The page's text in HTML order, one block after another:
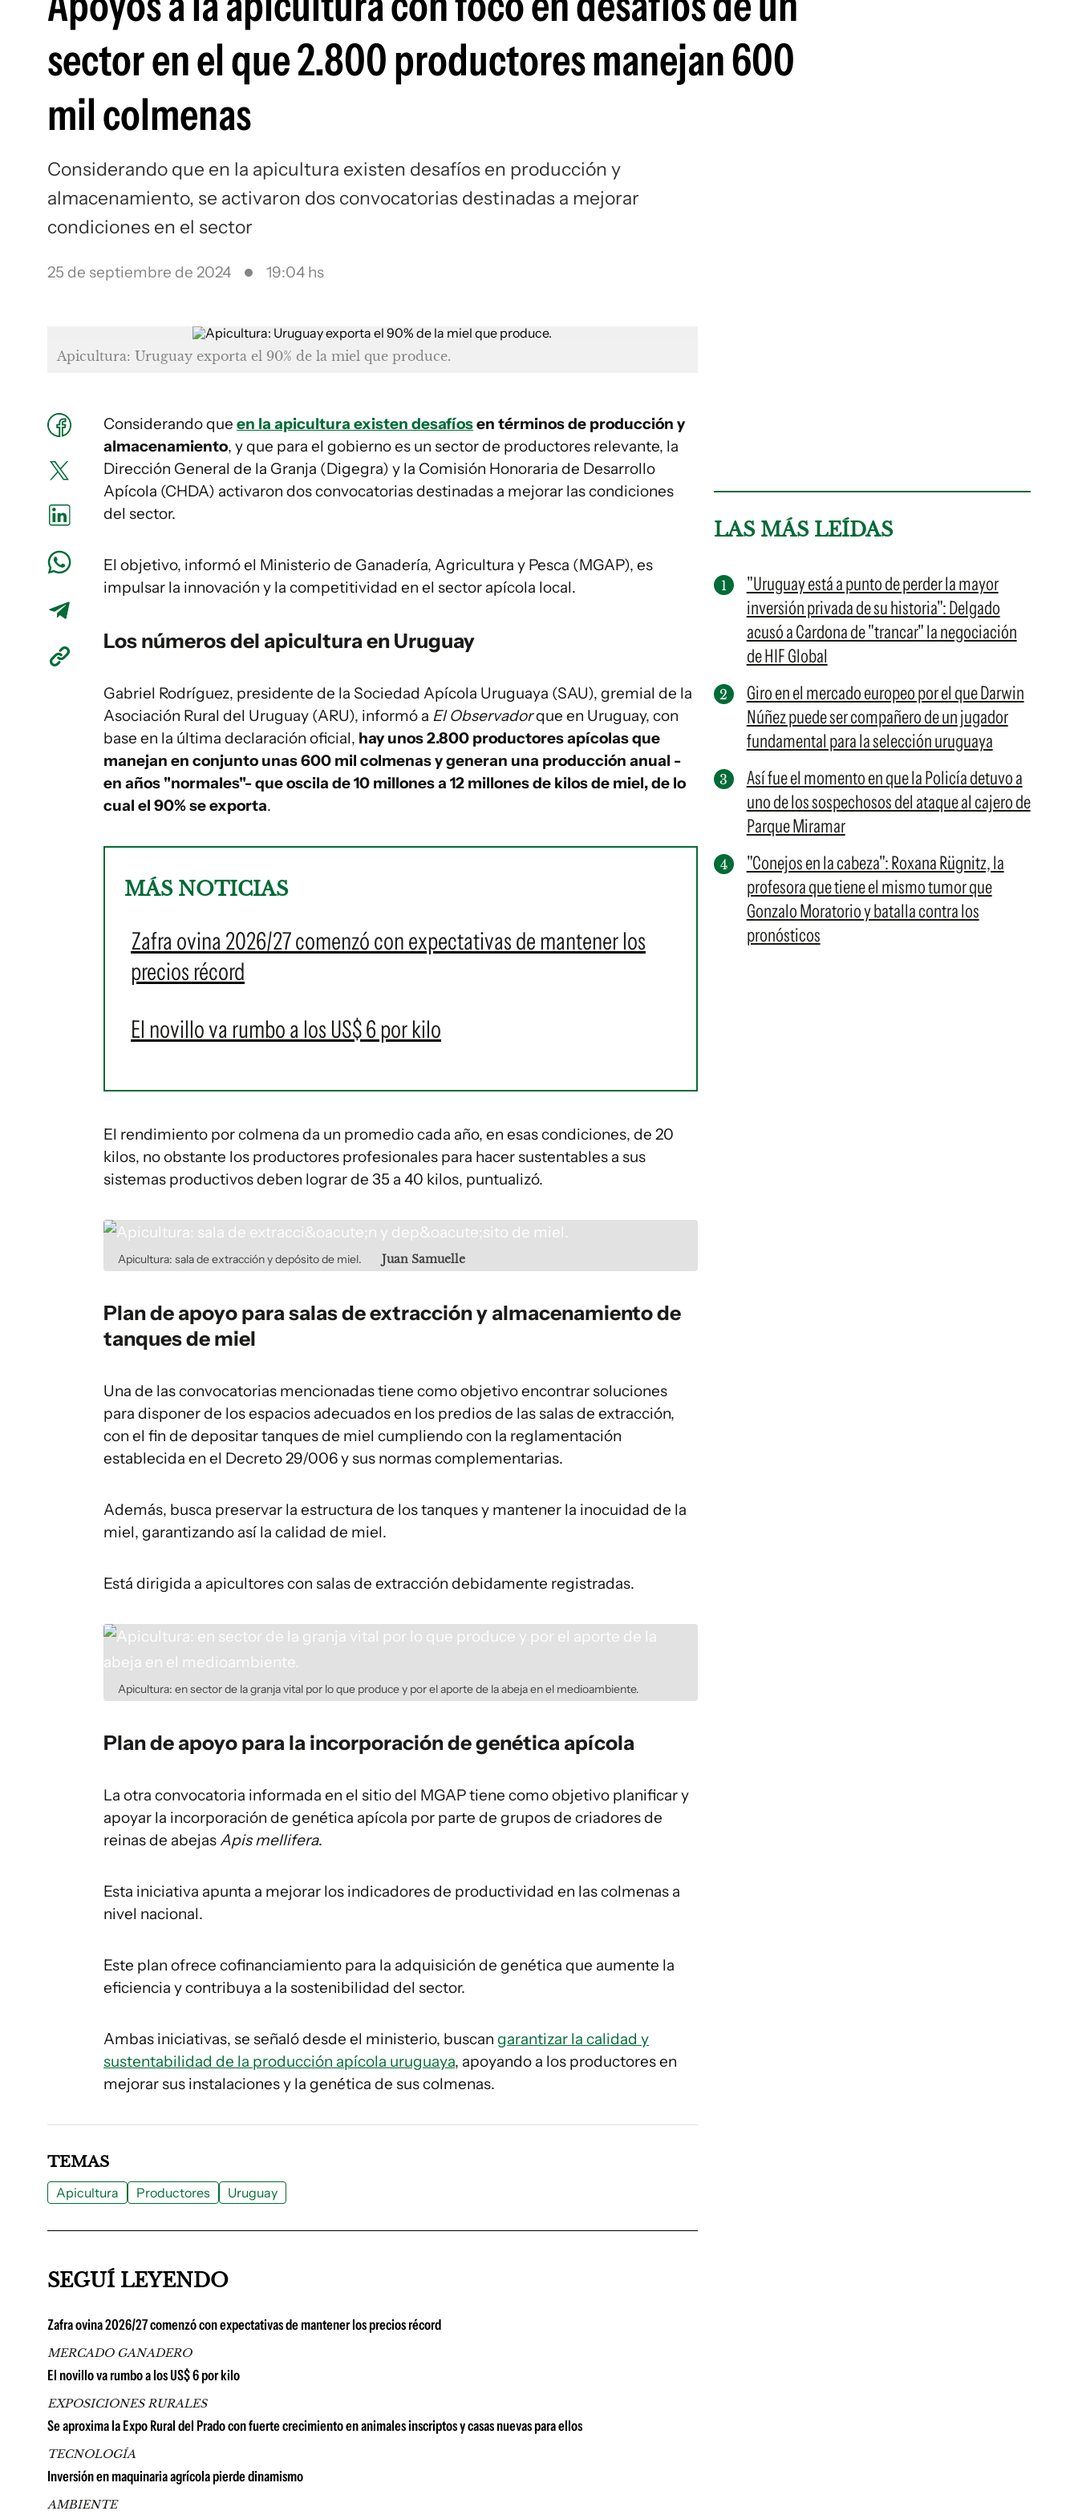
sector en el que 2.800 productores manejan 600
mil colmenas
Considerando que en la apicultura existen desafíos en producción y
almacenamiento, se activaron dos convocatorias destinadas a mejorar
condiciones en el sector
25 de septiembre de 2024 19:04 hs
Apicultura: Uruguay exporta el 90% de la miel que produce.
Considerando que en la apicultura existen desafíosen términos de producción y
almacenamiento, y que para el gobierno es un sector de productores relevante, la
Dirección General de la Granja (Digegra) y la Comisión Honoraria de Desarrollo
Apícola (CHDA) activaron dos convocatorias destinadas a mejorar las condiciones
del sector.
El objetivo, informó el Ministerio de Ganadería, Agricultura y Pesca (MGAP), es
impulsar la innovación y la competitividad en el sector apícola local.
Los números del apicultura en Uruguay
Gabriel Rodríguez, presidente de la Sociedad Apícola Uruguaya (SAU), gremial de la
Asociación Rural del Uruguay (ARU), informó a El Observadorque en Uruguay, con
base en la última declaración oficial, hay unos 2.800 productores apícolas que
manejan en conjunto unas 600 mil colmenas y generan una producción anual -
en años "normales"- que oscila de 10 millones a 12 millones de kilos de miel, de lo
cual el 90% se exporta.
MÁS NOTICIAS
Zafra ovina 2026/27 comenzó con expectativas de mantener los
precios récord
El novillo va rumbo a los US$ 6 por kilo
El rendimiento por colmena da un promedio cada año, en esas condiciones, de 20
kilos, no obstante los productores profesionales para hacer sustentables a sus
sistemas productivos deben lograr de 35 a 40 kilos, puntualizó.
Apicultura: sala de extracción y depósito de miel. Juan Samuelle
Plan de apoyo para salas de extracción y almacenamiento de
tanques de miel
Una de las convocatorias mencionadas tiene como objetivo encontrar soluciones
para disponer de los espacios adecuados en los predios de las salas de extracción,
con el fin de depositar tanques de miel cumpliendo con la reglamentación
establecida en el Decreto 29/006 y sus normas complementarias.
Además, busca preservar la estructura de los tanques y mantener la inocuidad de la
miel, garantizando así la calidad de miel.
Está dirigida a apicultores con salas de extracción debidamente registradas.
Apicultura: en sector de la granja vital por lo que produce y por el aporte de la abeja en el medioambiente.
Plan de apoyo para la incorporación de genética apícola
La otra convocatoria informada en el sitio del MGAP tiene como objetivo planificar y
apoyar la incorporación de genética apícola por parte de grupos de criadores de
reinas de abejas Apis mellifera.
Esta iniciativa apunta a mejorar los indicadores de productividad en las colmenas a
nivel nacional.
Este plan ofrece cofinanciamiento para la adquisición de genética que aumente la
eficiencia y contribuya a la sostenibilidad del sector.
Ambas iniciativas, se señaló desde el ministerio, buscan garantizar la calidad y
sustentabilidad de la producción apícola uruguaya, apoyando a los productores en
mejorar sus instalaciones y la genética de sus colmenas.
LAS MÁS LEÍDAS
"Uruguay está a punto de perder la mayor
inversión privada de su historia": Delgado
acusó a Cardona de "trancar" la negociación
de HIF Global
Giro en el mercado europeo por el que Darwin
Núñez puede ser compañero de un jugador
fundamental para la selección uruguaya
Así fue el momento en que la Policía detuvo a
uno de los sospechosos del ataque al cajero de
Parque Miramar
"Conejos en la cabeza": Roxana Rügnitz, la
profesora que tiene el mismo tumor que
Gonzalo Moratorio y batalla contra los
pronósticos
TEMAS
Apicultura Productores Uruguay
SEGUÍ LEYENDO
Zafra ovina 2026/27 comenzó con expectativas de mantener los precios récord
MERCADO GANADERO
El novillo va rumbo a los US$ 6 por kilo
EXPOSICIONES RURALES
Se aproxima la Expo Rural del Prado con fuerte crecimiento en animales inscriptos y casas nuevas para ellos
TECNOLOGÍA
Inversión en maquinaria agrícola pierde dinamismo
AMBIENTE